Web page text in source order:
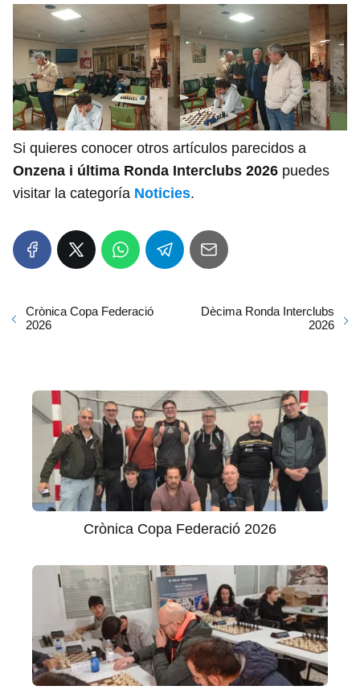
Si quieres conocer otros artículos parecidos a
Onzena i última Ronda Interclubs 2026 puedes
visitar la categoría Noticies.
Crònica Copa Federació
2026
Dècima Ronda Interclubs
2026
Crònica Copa Federació 2026